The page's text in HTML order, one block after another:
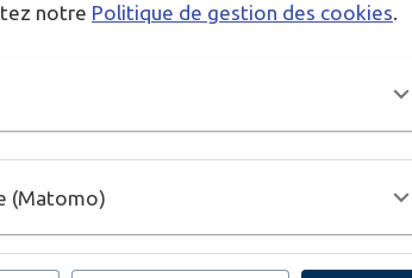
notre Politique de gestion des cookies.
(Matomo)